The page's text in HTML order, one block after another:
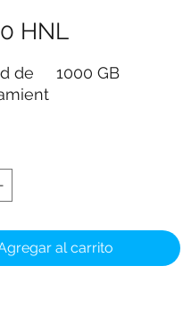
HNL
de
1000 GB
de
Compatible con
Versiones
al carrito